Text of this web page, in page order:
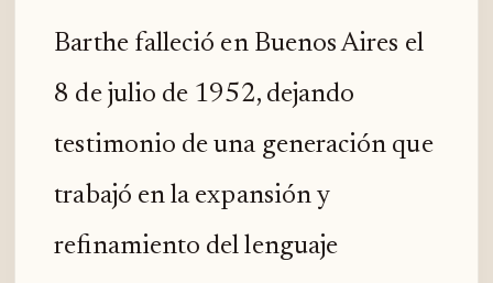
Barthe falleció en Buenos Aires el
8 de julio de 1952, dejando
testimonio de una generación que
trabajó en la expansión y
refinamiento del lenguaje